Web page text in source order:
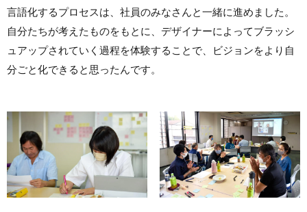
言語化するプロセスは、社員のみなさんと一緒に進めました。
自分たちが考えたものをもとに、デザイナーによってブラッシ
ュアップされていく過程を体験することで、ビジョンをより自
分ごと化できると思ったんです。